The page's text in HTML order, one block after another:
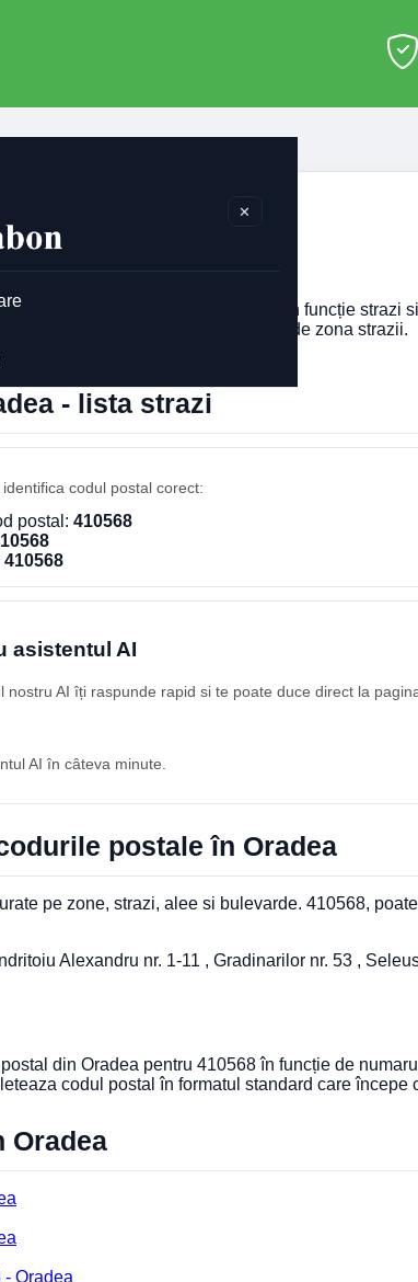
✕
pentru
din Oradea, afisat în funcție strazi
Codul postal poate diferi în funcție de zona strazii.
- lista strazi
codul postal corect:
postal: 410568
410568
asistentul AI
nostru AI îți raspunde rapid si te poate duce direct la
AI în câteva minute.
postale în Oradea
pe zone, strazi, alee si bulevarde. 410568,
Alexandru nr. 1-11 , Gradinarilor nr. 53 ,
din Oradea pentru 410568 în funcție de
codul postal în formatul standard care începe
Oradea
Oradea